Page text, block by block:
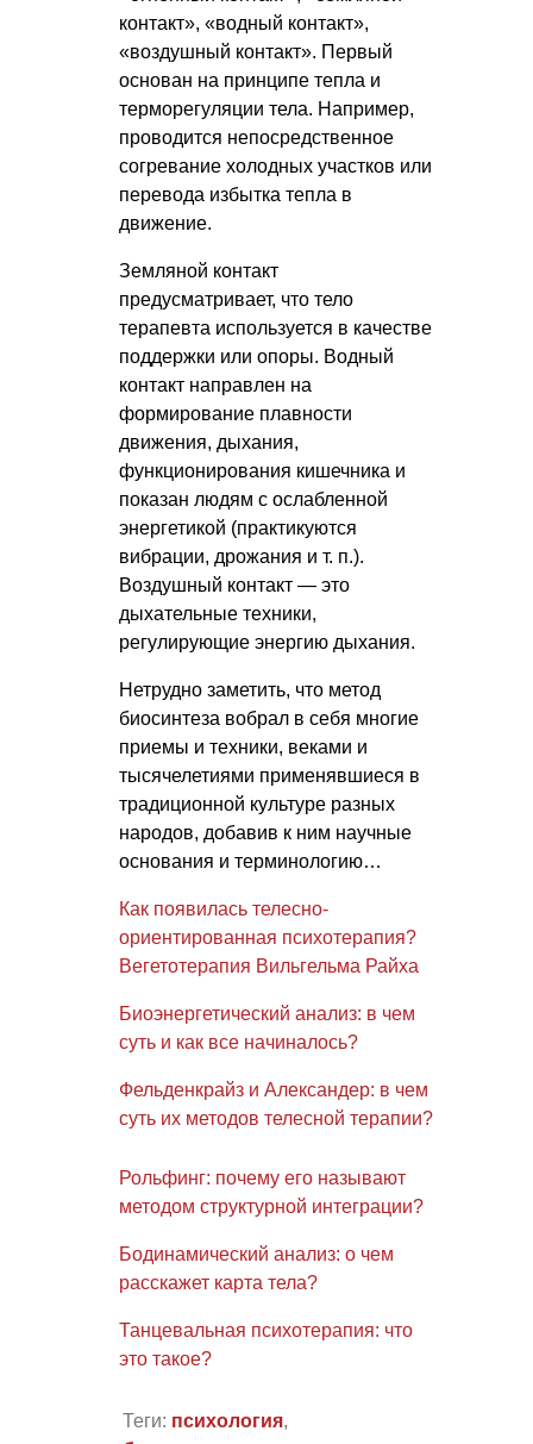
контакт», «водный контакт»,
«воздушный контакт». Первый
основан на принципе тепла и
терморегуляции тела. Например,
проводится непосредственное
согревание холодных участков или
перевода избытка тепла в
движение.
Земляной контакт
предусматривает, что тело
терапевта используется в качестве
поддержки или опоры. Водный
контакт направлен на
формирование плавности
движения, дыхания,
функционирования кишечника и
показан людям с ослабленной
энергетикой (практикуются
вибрации, дрожания и т. п.).
Воздушный контакт — это
дыхательные техники,
регулирующие энергию дыхания.
Нетрудно заметить, что метод
биосинтеза вобрал в себя многие
приемы и техники, веками и
тысячелетиями применявшиеся в
традиционной культуре разных
народов, добавив к ним научные
основания и терминологию…
Как появилась телесно-
ориентированная психотерапия?
Вегетотерапия Вильгельма Райха
Биоэнергетический анализ: в чем
суть и как все начиналось?
Фельденкрайз и Александер: в чем
суть их методов телесной терапии?
Рольфинг: почему его называют
методом структурной интеграции?
Бодинамический анализ: о чем
расскажет карта тела?
Танцевальная психотерапия: что
это такое?
Теги: психология,